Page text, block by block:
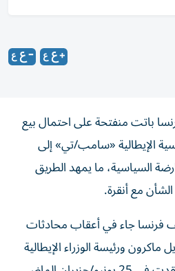
باتت منفتحة على احتمال بيع
الإيطالية «سامب/تي» إلى
السياسية، ما يمهد الطريق
‌مع أنقرة.
فرنسا جاء في ‌أعقاب محادثات
ورئيسة الوزراء الإيطالية